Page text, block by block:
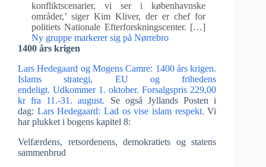
konfliktscenarier, vi ser i københavnske
områder,’ siger Kim Kliver, der er chef for
politiets Nationale Efterforskningscenter. […]
Ny gruppe markerer sig på Nørrebro
1400 års krigen
Lars Hedegaard og Mogens Camre: 1400 års krigen.
Islams strategi, EU og frihedens
endeligt. Udkommer 1. oktober. Forsalgspris 229,00
kr fra 11.-31. august. Se også Jyllands Posten i
dag: Lars Hedegaard: Lad os vise islam respekt.Vi
har plukket i bogens kapitel 8:
Velfærdens, retsordenens, demokratiets og statens
sammenbrud